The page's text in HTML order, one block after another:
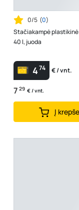
0/5 (0)
Stačiakampė plastikinė
40 l, juoda
474 € / vnt.
7 29 € / vnt.
Į